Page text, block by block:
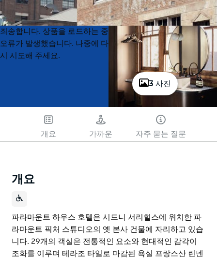
3 사진
Product
List
Product
List
죄송합니다. 상품을 로드하는 중
오류가 발생했습니다. 나중에 다
시 시도해 주세요.
개요 가까운 자주 묻는 질문
개요
파라마운트 하우스 호텔은 시드니 서리힐스에 위치한 파
라마운트 픽처 스튜디오의 옛 본사 건물에 자리하고 있습
니다. 29개의 객실은 전통적인 요소와 현대적인 감각이
조화를 이루며 테라조 타일로 마감된 욕실 프랑스산 린넨